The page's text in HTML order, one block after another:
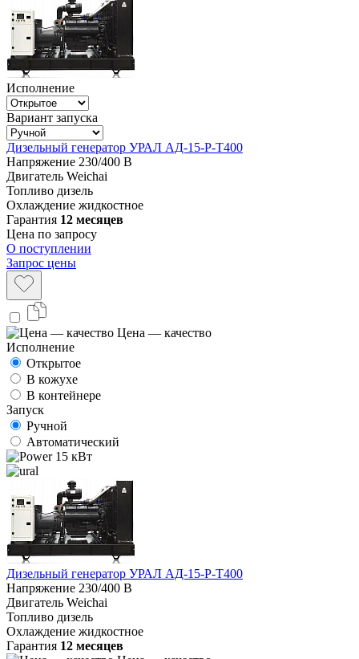
Исполнение
Вариант запуска
Дизельный генератор УРАЛ АД-15-Р-Т400
Напряжение 230/400 В
Двигатель Weichai
Топливо дизель
Охлаждение жидкостное
Гарантия 12 месяцев
Цена по запросу
О поступлении
Запрос цены
Цена — качество
Исполнение
Открытое
В кожухе
В контейнере
Запуск
Ручной
Автоматический
15 кВт
Дизельный генератор УРАЛ АД-15-Р-Т400
Напряжение 230/400 В
Двигатель Weichai
Топливо дизель
Охлаждение жидкостное
Гарантия 12 месяцев